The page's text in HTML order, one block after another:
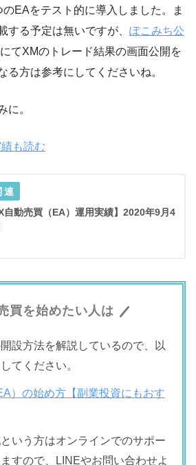
EAをテスト的に導入しました。ま
する予定は無いですが、 ぽこみち公
てXMのトレード結果の画面公開を
る方は参考にしてくださいね。
に。
も読む
自動売買（EA）運用実績】2020年9月4
買を始めたい人は
設方法を解説しているので、以
てください。
）の始め方【副業投資にもおす
いう方はオンラインでのサポー
すので、LINEやお問い合わせよ